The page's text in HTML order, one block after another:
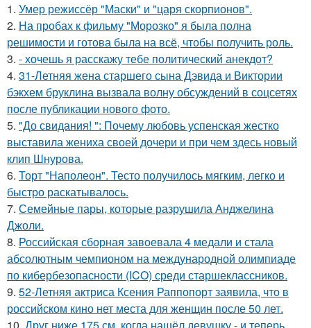
1. Умер режиссёр "Маски" и "царя скорпионов".
2. На пробах к фильму "Морозко" я была полна
решимости и готова была на всё, чтобы получить роль.
3. - хочешь я расскажу тебе политический анекдот?
4. 31-Летняя жена старшего сына Дэвида и Виктории
бэкхем бруклина вызвала волну обсуждений в соцсетях
после публикации нового фото.
5. "До свидания! ": Почему любовь успенская жестко
выставила жениха своей дочери и при чем здесь новый
клип Шнурова.
6. Торт "Наполеон". Тесто получилось мягким, легко и
быстро раскатывалось.
7. Семейные пары, которые разрушила Анджелина
Джоли.
8. Российская сборная завоевала 4 медали и стала
абсолютным чемпионом на международной олимпиаде
по кибербезопасности (ICO) среди старшеклассников.
9. 52-Летняя актриса Ксения Раппопорт заявила, что в
российском кино нет места для женщин после 50 лет.